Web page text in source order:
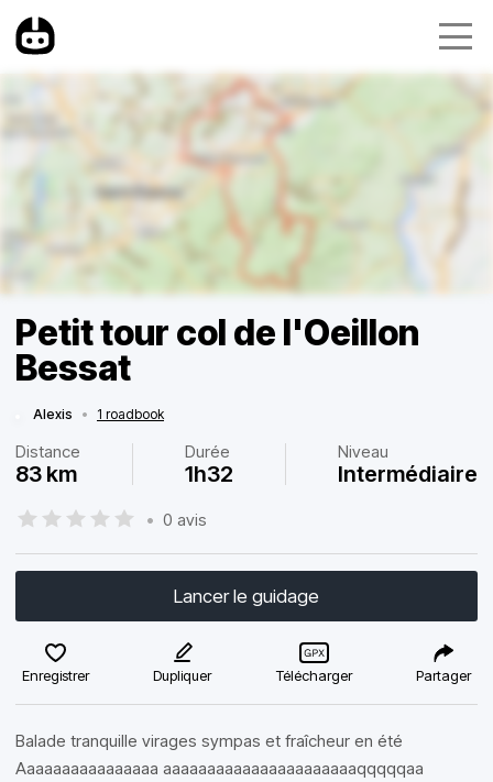
Petit tour col de l'Oeillon
Bessat
Alexis • 1 roadbook
Distance
83 km
Durée
1h32
Niveau
Intermédiaire
• 0 avis
Lancer le guidage
Enregistrer Dupliquer Télécharger Partager
Balade tranquille virages sympas et fraîcheur en été
Aaaaaaaaaaaaaaaa aaaaaaaaaaaaaaaaaaaaaaqqqqqaa